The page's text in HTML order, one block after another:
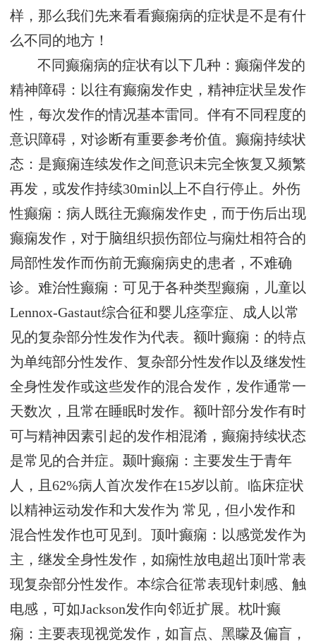
样，那么我们先来看看癫痫病的症状是不是有什
么不同的地方！
不同癫痫病的症状有以下几种：癫痫伴发的
精神障碍：以往有癫痫发作史，精神症状呈发作
性，每次发作的情况基本雷同。伴有不同程度的
意识障碍，对诊断有重要参考价值。癫痫持续状
态：是癫痫连续发作之间意识未完全恢复又频繁
再发，或发作持续30min以上不自行停止。外伤
性癫痫：病人既往无癫痫发作史，而于伤后出现
癫痫发作，对于脑组织损伤部位与痫灶相符合的
局部性发作而伤前无癫痫病史的患者，不难确
诊。难治性癫痫：可见于各种类型癫痫，儿童以
Lennox-Gastaut综合征和婴儿痉挛症、成人以常
见的复杂部分性发作为代表。额叶癫痫：的特点
为单纯部分性发作、复杂部分性发作以及继发性
全身性发作或这些发作的混合发作，发作通常一
天数次，且常在睡眠时发作。额叶部分发作有时
可与精神因素引起的发作相混淆，癫痫持续状态
是常见的合并症。颞叶癫痫：主要发生于青年
人，且62%病人首次发作在15岁以前。临床症状
以精神运动发作和大发作为 常见，但小发作和
混合性发作也可见到。顶叶癫痫：以感觉发作为
主，继发全身性发作，如痫性放电超出顶叶常表
现复杂部分性发作。本综合征常表现针刺感、触
电感，可如Jackson发作向邻近扩展。枕叶癫
痫：主要表现视觉发作，如盲点、黑矇及偏盲，